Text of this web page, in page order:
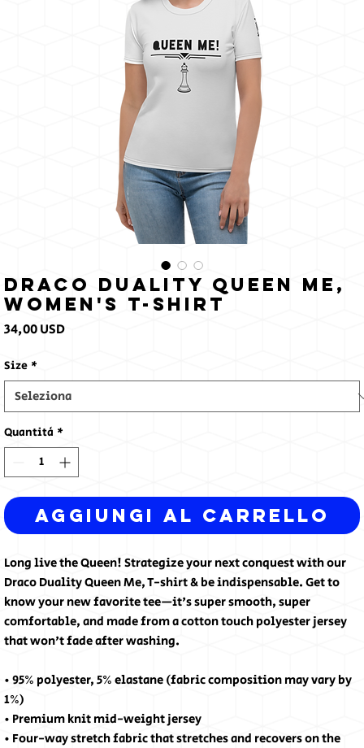
sole
Draco Duality Queen Me,
Women's T-shirt
34,00 USDPrezzo
Size *
Quantità *
Aggiungi al carrello
Long live the Queen! Strategize your next conquest with our
Draco Duality Queen Me, T-shirt & be indispensable. Get to
know your new favorite tee—it's super smooth, super
comfortable, and made from a cotton touch polyester jersey
that won't fade after washing.
• 95% polyester, 5% elastane (fabric composition may vary by
1%)
• Premium knit mid-weight jersey
• Four-way stretch fabric that stretches and recovers on the